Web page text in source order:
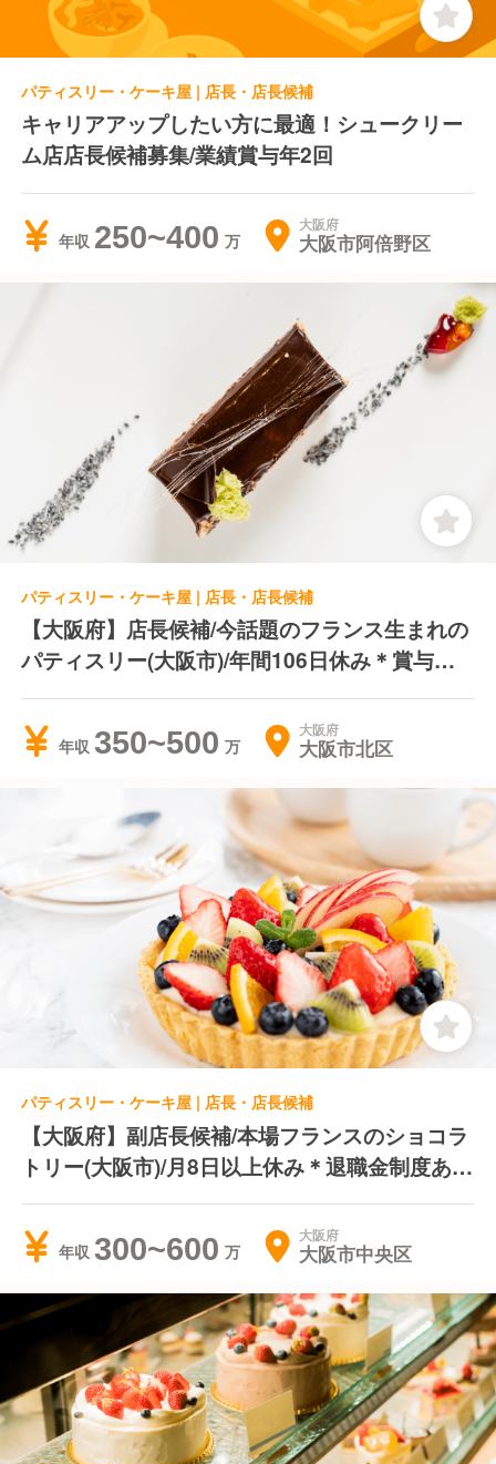
パティスリー・ケーキ屋 | 店長・店長候補
キャリアアップしたい方に最適！シュークリー
ム店店長候補募集/業績賞与年2回
年収 250~400 大阪府
大阪市阿倍野区
パティスリー・ケーキ屋 | 店長・店長候補
【大阪府】店長候補/今話題のフランス生まれの
パティスリー(大阪市)/年間106日休み＊賞与あ
り＊残業代支給
年収 350~500 大阪府
大阪市北区
パティスリー・ケーキ屋 | 店長・店長候補
【大阪府】副店長候補/本場フランスのショコラ
トリー(大阪市)/月8日以上休み＊退職金制度あり
＊業績賞与あり
年収 300~600 大阪府
大阪市中央区